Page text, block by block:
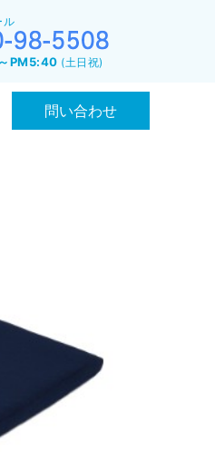
ル
PM5:40 (土日祝)
問い合わせ